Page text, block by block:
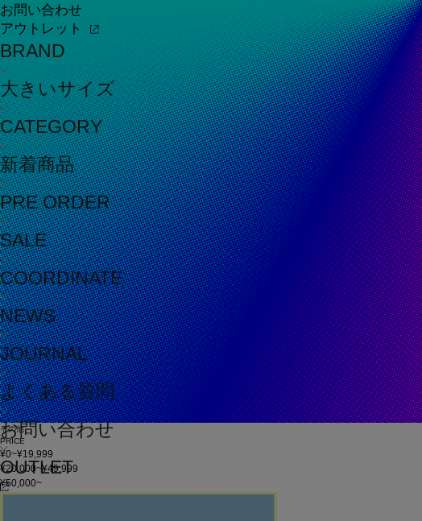
お問い合わせ
アウトレット
BRAND
大きいサイズ
CATEGORY
新着商品
PRE ORDER
SALE
COORDINATE
NEWS
JOURNAL
よくある質問
お問い合わせ
OUTLET
その他
PRICE
¥0~¥19,999
¥20,000~¥49,999
¥50,000~
在庫